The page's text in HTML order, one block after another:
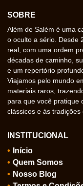
SOBRE
Além de Salém é uma
o oculto a sério. Desde
real, com uma ordem
décadas de caminho,
e um repertório
Viajamos pelo mundo
materiais raros,
para que você pratique
clássicos e às tradições
INSTITUCIONAL
Início
Quem Somos
Nosso Blog